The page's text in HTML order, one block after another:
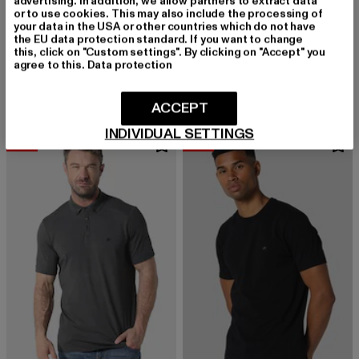
883POLICE
SARABIA CHINO PANTS
883POLICE
NEPTUNES
-30%
or to use cookies. This may also include the processing of
your data in the USA or other countries which do not have
the EU data protection standard. If you want to change
this, click on "Custom settings". By clicking on "Accept" you
agree to this. Data protection
INDIVIDUAL SETTINGS
ACCEPT